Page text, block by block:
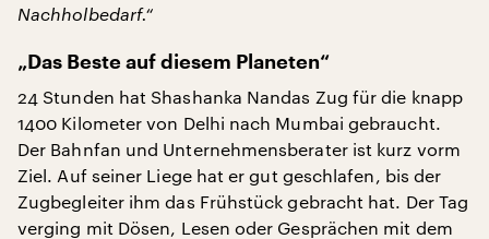
Nachholbedarf.“
„Das Beste auf diesem Planeten“
24 Stunden hat Shashanka Nandas Zug für die knapp
1400 Kilometer von Delhi nach Mumbai gebraucht.
Der Bahnfan und Unternehmensberater ist kurz vorm
Ziel. Auf seiner Liege hat er gut geschlafen, bis der
Zugbegleiter ihm das Frühstück gebracht hat. Der Tag
verging mit Dösen, Lesen oder Gesprächen mit dem